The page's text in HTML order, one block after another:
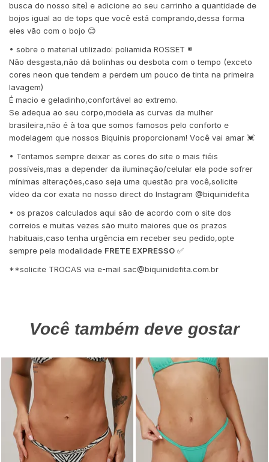
busca do nosso site) e adicione ao seu carrinho a quantidade de
bojos igual ao de tops que você está comprando,dessa forma
eles vão com o bojo 😊
• sobre o material utilizado: poliamida ROSSET ®️
Não desgasta,não dá bolinhas ou desbota com o tempo (exceto
cores neon que tendem a perdem um pouco de tinta na primeira
lavagem)
É macio e geladinho,confortável ao extremo.
Se adequa ao seu corpo,modela as curvas da mulher
brasileira,não é à toa que somos famosos pelo conforto e
modelagem que nossos Biquinis proporcionam! Você vai amar 💓
• Tentamos sempre deixar as cores do site o mais fiéis
possíveis,mas a depender da iluminação/celular ela pode sofrer
mínimas alterações,caso seja uma questão pra você,solicite
vídeo da cor exata no nosso direct do Instagram @biquinidefita
• os prazos calculados aqui são de acordo com o site dos
correios e muitas vezes são muito maiores que os prazos
habituais,caso tenha urgência em receber seu pedido,opte
sempre pela modalidade FRETE EXPRESSO ✅
**solicite TROCAS via e-mail sac@biquinidefita.com.br
Você também deve gostar